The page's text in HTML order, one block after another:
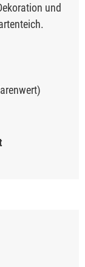
und